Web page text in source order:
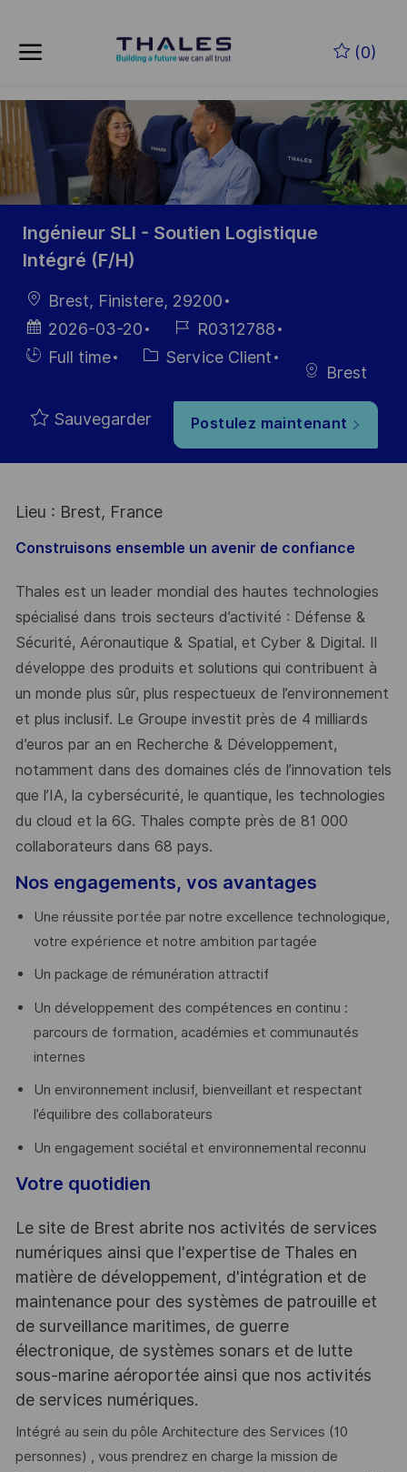
(0)
-
Ingénieur SLI - Soutien Logistique
Intégré (F/H)
localisation
Brest, Finistere, 29200
Date
d’affichage
2026-03-20
Référence
du poste
R0312788
HiringFull time Catégorie
Service Client
Brest
Sauvegarder Postulez maintenant
Lieu : Brest, France
Construisons ensemble un avenir de confiance
Thales est un leader mondial des hautes technologies
spécialisé dans trois secteurs d’activité : Défense &
Sécurité, Aéronautique & Spatial, et Cyber & Digital. Il
développe des produits et solutions qui contribuent à
un monde plus sûr, plus respectueux de l’environnement
et plus inclusif. Le Groupe investit près de 4 milliards
d’euros par an en Recherche & Développement,
notamment dans des domaines clés de l’innovation tels
que l’IA, la cybersécurité, le quantique, les technologies
du cloud et la 6G. Thales compte près de 81 000
collaborateurs dans 68 pays.
Nos engagements, vos avantages
Une réussite portée par notre excellence technologique,
votre expérience et notre ambition partagée
Un package de rémunération attractif
Un développement des compétences en continu :
parcours de formation, académies et communautés
internes
Un environnement inclusif, bienveillant et respectant
l’équilibre des collaborateurs
Un engagement sociétal et environnemental reconnu
Votre quotidien
Le site de Brest abrite nos activités de services
numériques ainsi que l'expertise de Thales en
matière de développement, d'intégration et de
maintenance pour des systèmes de patrouille et
de surveillance maritimes, de guerre
électronique, de systèmes sonars et de lutte
sous-marine aéroportée ainsi que nos activités
de services numériques.
Intégré au sein du pôle Architecture des Services (10
personnes) , vous prendrez en charge la mission de